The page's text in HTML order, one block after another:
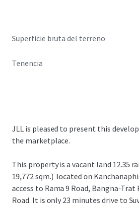
Superficie bruta del terreno
Tenencia
JLL is pleased to present this
the marketplace.
This property is a vacant land 12.35
19,772 sqm.) located on
access to Rama 9 Road, Bangna-Trat
Road. It is only 23 minutes drive to